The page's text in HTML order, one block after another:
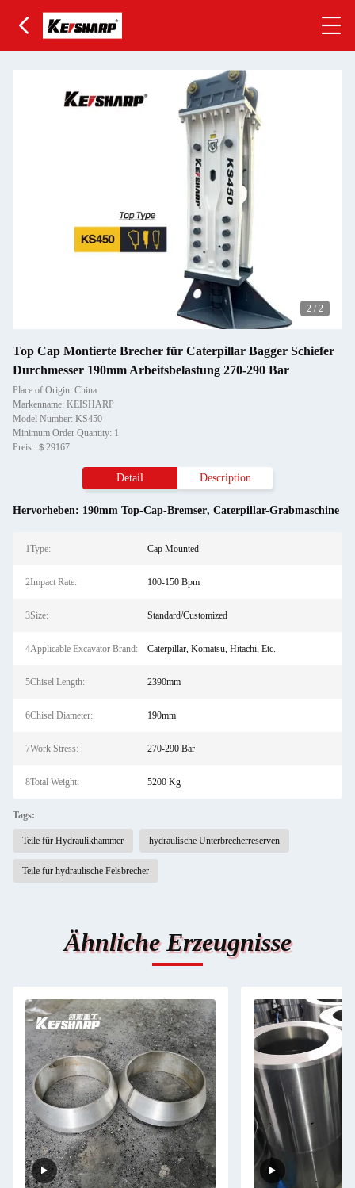
2 / 2
Top Cap Montierte Brecher für Caterpillar Bagger Schiefer
Durchmesser 190mm Arbeitsbelastung 270-290 Bar
Place of Origin: China
Markenname: KEISHARP
Model Number: KS450
Minimum Order Quantity: 1
Preis: ＄29167
Detail Description
Hervorheben: 190mm Top-Cap-Bremser, Caterpillar-Grabmaschine
1Type: Cap Mounted
2Impact Rate: 100-150 Bpm
3Size: Standard/Customized
4Applicable Excavator Brand: Caterpillar, Komatsu, Hitachi, Etc.
5Chisel Length: 2390mm
6Chisel Diameter: 190mm
7Work Stress: 270-290 Bar
8Total Weight: 5200 Kg
Tags:
Teile für Hydraulikhammer hydraulische Unterbrecherreserven
Teile für hydraulische Felsbrecher
Ähnliche Erzeugnisse